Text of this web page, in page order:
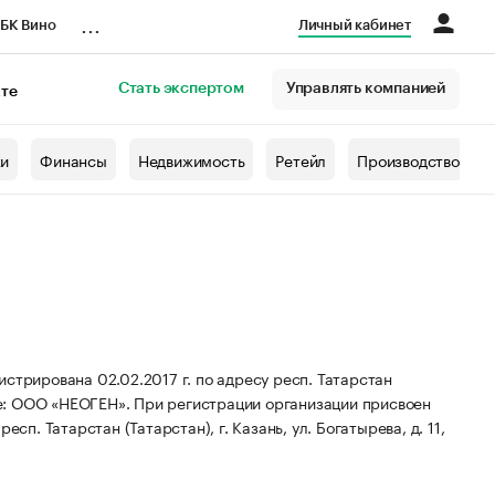
Вино Личный кабинет
Стать экспертом Управлять компанией
Финансы Недвижимость Ретейл Производство
02.02.2017 г. по адресу респ. Татарстан
ООО «НЕОГЕН». При регистрации организации присвоен
Татарстан (Татарстан), г. Казань, ул. Богатырева, д. 11,